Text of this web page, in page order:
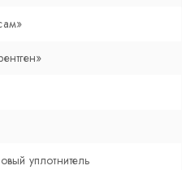
уплотнитель